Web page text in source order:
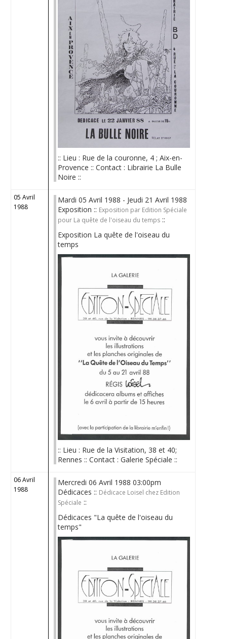
:: Lieu : Rue de la couronne, 4 ; Aix-en-
Provence :: Contact : Librairie La Bulle
Noire ::
05 Avril
1988
Mardi 05 Avril 1988 - Jeudi 21 Avril 1988
Exposition :: Exposition par Edition Spéciale
pour La quête de l'oiseau du temps ::
Exposition La quête de l'oiseau du
temps
:: Lieu : Rue de la Visitation, 38 et 40;
Rennes :: Contact : Galerie Spéciale ::
06 Avril
1988
Mercredi 06 Avril 1988 03:00pm
Dédicaces :: Dédicace Loisel chez Edition
Spéciale ::
Dédicaces "La quête de l'oiseau du
temps"